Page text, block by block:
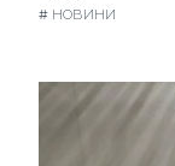
# НОВИНИ